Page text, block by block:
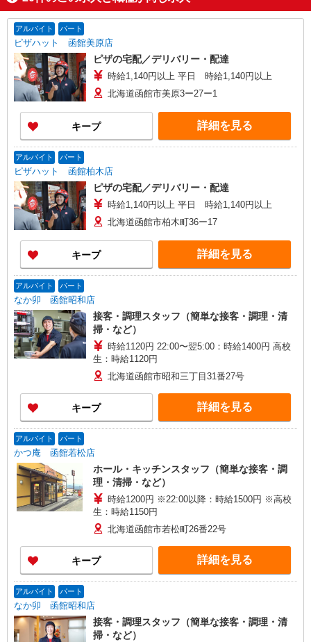
アルバイト パート
ピザハット 函館美原店
ピザの宅配／デリバリー・配達
時給1,140円以上 平日 時給1,140円以上
北海道函館市美原3ー27ー1
キープ 詳細を見る
アルバイト パート
ピザハット 函館柏木店
ピザの宅配／デリバリー・配達
時給1,140円以上 平日 時給1,140円以上
北海道函館市柏木町36ー17
キープ 詳細を見る
アルバイト パート
なか卯 函館昭和店
接客・調理スタッフ（簡単な接客・調理・清
掃・など）
時給1120円 22:00〜翌5:00：時給1400円 高校
生：時給1120円
北海道函館市昭和三丁目31番27号
キープ 詳細を見る
アルバイト パート
かつ庵 函館若松店
ホール・キッチンスタッフ（簡単な接客・調
理・清掃・など）
時給1200円 ※22:00以降：時給1500円 ※高校
生：時給1150円
北海道函館市若松町26番22号
キープ 詳細を見る
アルバイト パート
なか卯 函館昭和店
接客・調理スタッフ（簡単な接客・調理・清
掃・など）